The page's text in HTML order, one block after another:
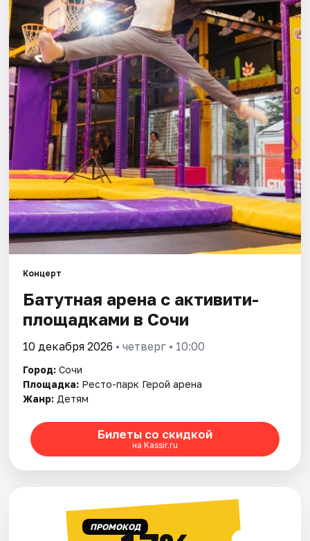
Города
Площадки
Артисты
Рейтинги
Концерт
Батутная арена с активити-
площадками в Сочи
10 декабря 2026 • четверг • 10:00
Город: Сочи
Площадка: Ресто-парк Герой арена
Жанр: Детям
Билеты со скидкой
на Kassir.ru
ПРОМОКОД